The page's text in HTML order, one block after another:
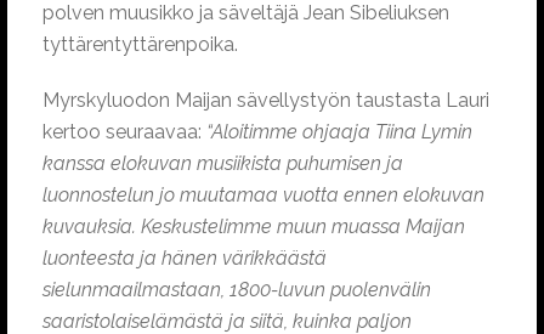
polven muusikko ja säveltäjä Jean Sibeliuksen
tyttärentyttärenpoika.
Myrskyluodon Maijan sävellystyön taustasta Lauri
kertoo seuraavaa: “Aloitimme ohjaaja Tiina Lymin
kanssa elokuvan musiikista puhumisen ja
luonnostelun jo muutamaa vuotta ennen elokuvan
kuvauksia. Keskustelimme muun muassa Maijan
luonteesta ja hänen värikkäästä
sielunmaailmastaan, 1800-luvun puolenvälin
saaristolaiselämästä ja siitä, kuinka paljon